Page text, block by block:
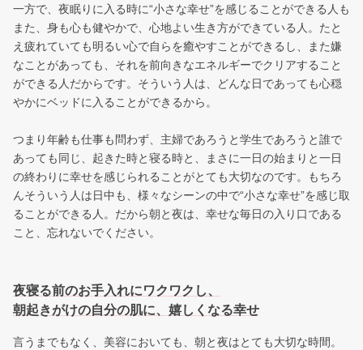
一方で、夜眠りに入る時に“小さな幸せ”を感じることができる人も
また、身も心も健やかで、心地よい生き方ができている人。たと
え疲れていても明るい心で自らを癒やすことができるし、また嫌
なことがあっても、それを前向きなエネルギーでクリアすること
ができる人だからです。そういう人は、どんな日であっても心穏
やかにベッドに入ることができるから。
つまり年齢も仕事も問わず、主婦であろうと学生であろうと誰で
あっても同じ、起きた時と寝る時と、まさに一日の始まりと一日
の終わりに幸せを感じられることがとても大切なのです。もちろ
んそういう人は日中も、様々なシーンの中で“小さな幸せ”を感じ取
ることができる人。だから朝と夜は、幸せな毎日の入り口である
こと、忘れないでください。
夜寝る前のお手入れにワクワクし、
朝起きがけの自分の肌に、嬉しくなる幸せ
言うまでもなく、美容においても、朝と夜はとても大切な時間。